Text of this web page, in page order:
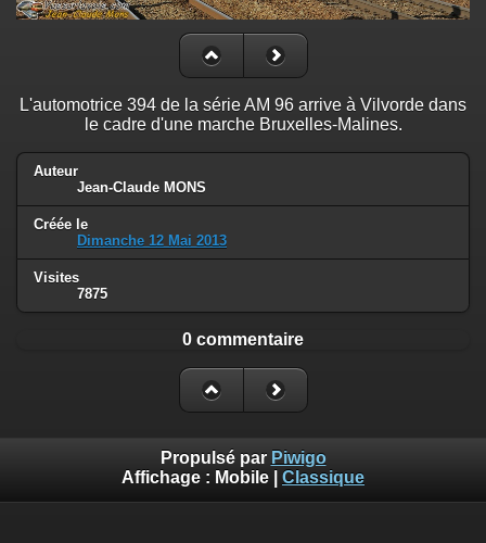
L'automotrice 394 de la série AM 96 arrive à Vilvorde dans
le cadre d'une marche Bruxelles-Malines.
Auteur
Jean-Claude MONS
Créée le
Dimanche 12 Mai 2013
Visites
7875
0 commentaire
Propulsé par Piwigo
Affichage : Mobile Classique